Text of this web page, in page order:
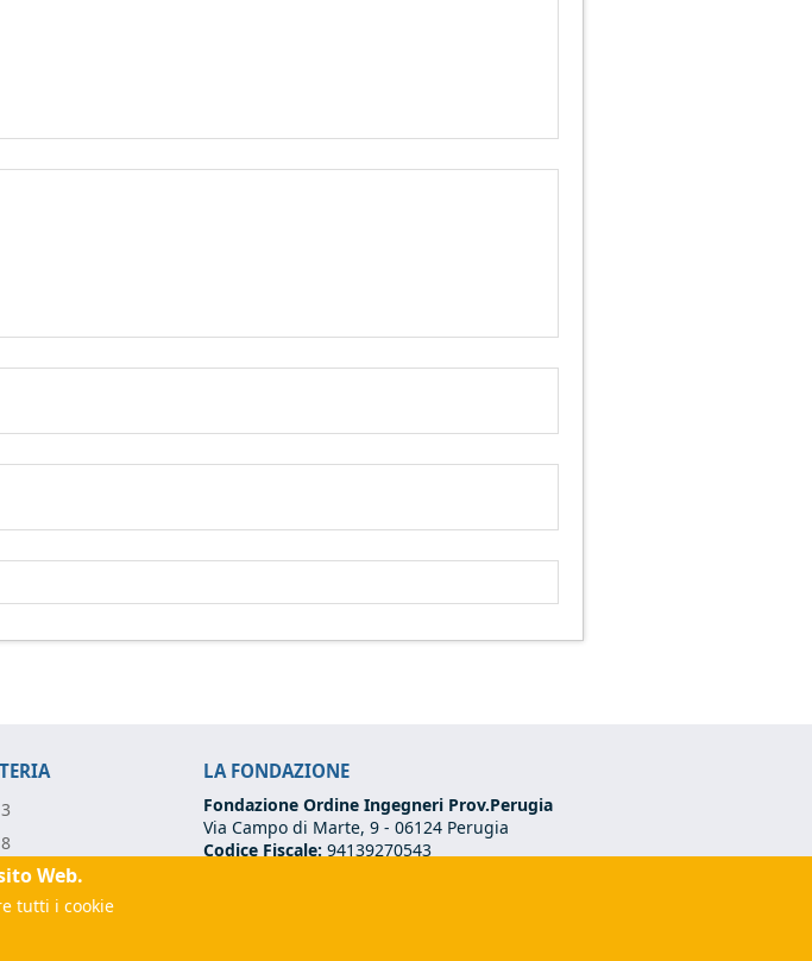
LA FONDAZIONE
Fondazione Ordine Ingegneri Prov.Perugia
Via Campo di Marte, 9 - 06124 Perugia
Codice Fiscale: 94139270543
Web.
tutti i cookie